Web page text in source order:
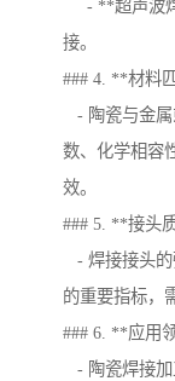
- **超声波焊
接。
### 4. **材料
- 陶瓷与金属
数、化学相容
效。
### 5. **接头
- 焊接接头的
的重要指标，
### 6. **应用
- 陶瓷焊接加